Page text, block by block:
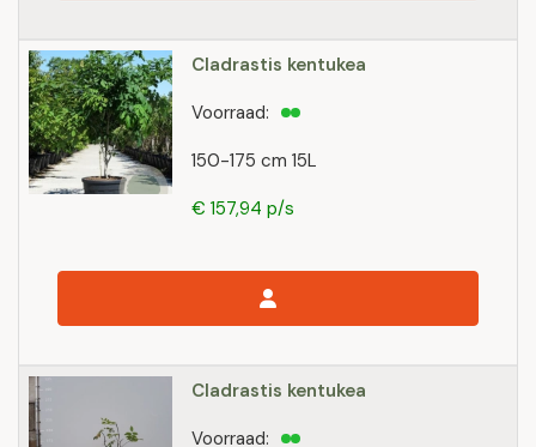
Cladrastis kentukea
150-175 cm 15L
Voorraad:
€ 157,94 p/s
Cladrastis kentukea
Voorraad: